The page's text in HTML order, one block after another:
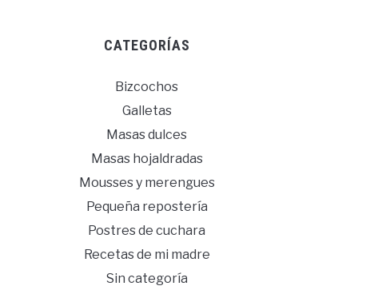
CATEGORÍAS
Bizcochos
Galletas
Masas dulces
Masas hojaldradas
Mousses y merengues
Pequeña repostería
Postres de cuchara
Recetas de mi madre
Sin categoría